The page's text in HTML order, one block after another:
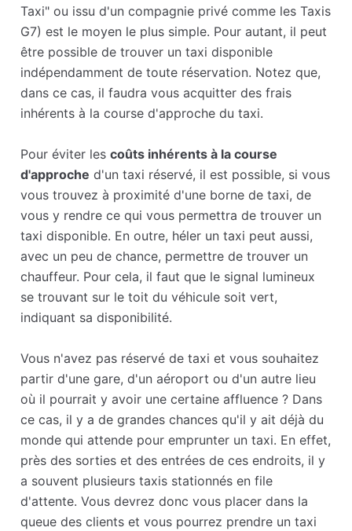
Taxi" ou issu d'un compagnie privé comme les Taxis
G7) est le moyen le plus simple. Pour autant, il peut
être possible de trouver un taxi disponible
indépendamment de toute réservation. Notez que,
dans ce cas, il faudra vous acquitter des frais
inhérents à la course d'approche du taxi.
Pour éviter lescoûts inhérents à la course
d'approche d'un taxi réservé, il est possible, si vous
vous trouvez à proximité d'une borne de taxi, de
vous y rendre ce qui vous permettra de trouver un
taxi disponible. En outre, héler un taxi peut aussi,
avec un peu de chance, permettre de trouver un
chauffeur. Pour cela, il faut que le signal lumineux
se trouvant sur le toit du véhicule soit vert,
indiquant sa disponibilité.
Vous n'avez pas réservé de taxi et vous souhaitez
partir d'une gare, d'un aéroport ou d'un autre lieu
où il pourrait y avoir une certaine affluence ? Dans
ce cas, il y a de grandes chances qu'il y ait déjà du
monde qui attende pour emprunter un taxi. En effet,
près des sorties et des entrées de ces endroits, il y
a souvent plusieurs taxis stationnés en file
d'attente. Vous devrez donc vous placer dans la
queue des clients et vous pourrez prendre un taxi